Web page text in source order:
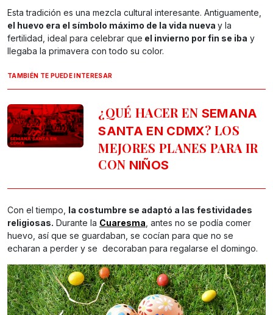
Esta tradición es una mezcla cultural interesante. Antiguamente,
el huevo era el símbolo máximo de la vida nueva y la
fertilidad, ideal para celebrar que el invierno por fin se iba y
llegaba la primavera con todo su color.
TAMBIÉN TE PUEDE INTERESAR
¿QUÉ HACER EN SEMANA
SANTA EN CDMX? LOS
MEJORES PLANES PARA IR
CON NIÑOS
Con el tiempo, la costumbre se adaptó a las festividades
religiosas. Durante la Cuaresma, antes no se podía comer
huevo, así que se guardaban, se cocían para que no se
echaran a perder y se decoraban para regalarse el domingo.